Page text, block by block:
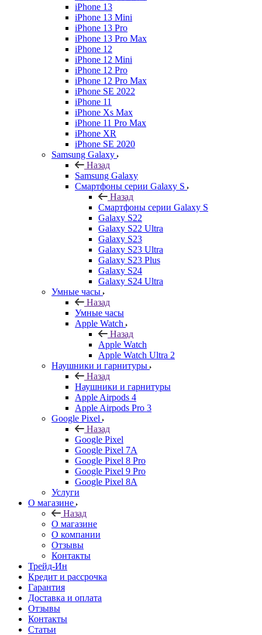
iPhone 13
iPhone 13 Mini
iPhone 13 Pro
iPhone 13 Pro Max
iPhone 12
iPhone 12 Mini
iPhone 12 Pro
iPhone 12 Pro Max
iPhone SE 2022
iPhone 11
iPhone Xs Max
iPhone 11 Pro Max
iPhone XR
iPhone SE 2020
Samsung Galaxy
Назад
Samsung Galaxy
Смартфоны серии Galaxy S
Назад
Смартфоны серии Galaxy S
Galaxy S22
Galaxy S22 Ultra
Galaxy S23
Galaxy S23 Ultra
Galaxy S23 Plus
Galaxy S24
Galaxy S24 Ultra
Умные часы
Назад
Умные часы
Apple Watch
Назад
Apple Watch
Apple Watch Ultra 2
Наушники и гарнитуры
Назад
Наушники и гарнитуры
Apple Airpods 4
Apple Airpods Pro 3
Google Pixel
Назад
Google Pixel
Google Pixel 7А
Google Pixel 8 Pro
Google Pixel 9 Pro
Google Pixel 8A
Услуги
О магазине
Назад
О магазине
О компании
Отзывы
Контакты
Трейд-Ин
Кредит и рассрочка
Гарантия
Доставка и оплата
Отзывы
Контакты
Статьи